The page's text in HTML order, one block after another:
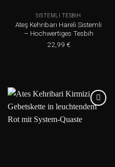
SISTEMLI TESBIH
Ateş Kehribarı Hareli Sistemli
– Hochwertiges Tesbih
22,99 €